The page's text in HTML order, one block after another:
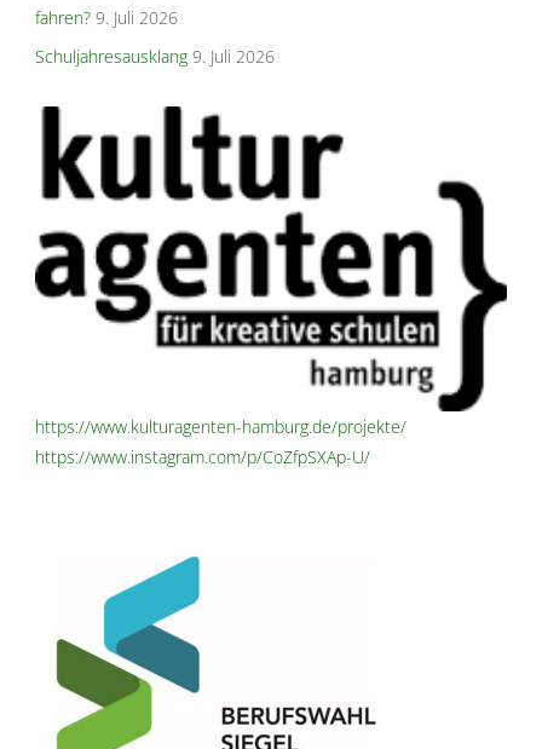
fahren? 9. Juli 2026
Schuljahresausklang 9. Juli 2026
https://www.kulturagenten-hamburg.de/projekte/
https://www.instagram.com/p/CoZfpSXAp-U/